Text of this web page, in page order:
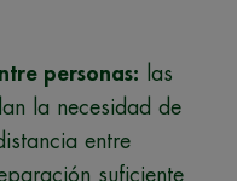
personas: las
la necesidad de
entre
suficiente